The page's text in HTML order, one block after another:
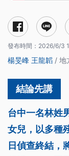
發布時間： 2026/6/3
楊旻峰 王龍韜 / 地
台中一名林姓
女兒，以多種
日偵查終結，